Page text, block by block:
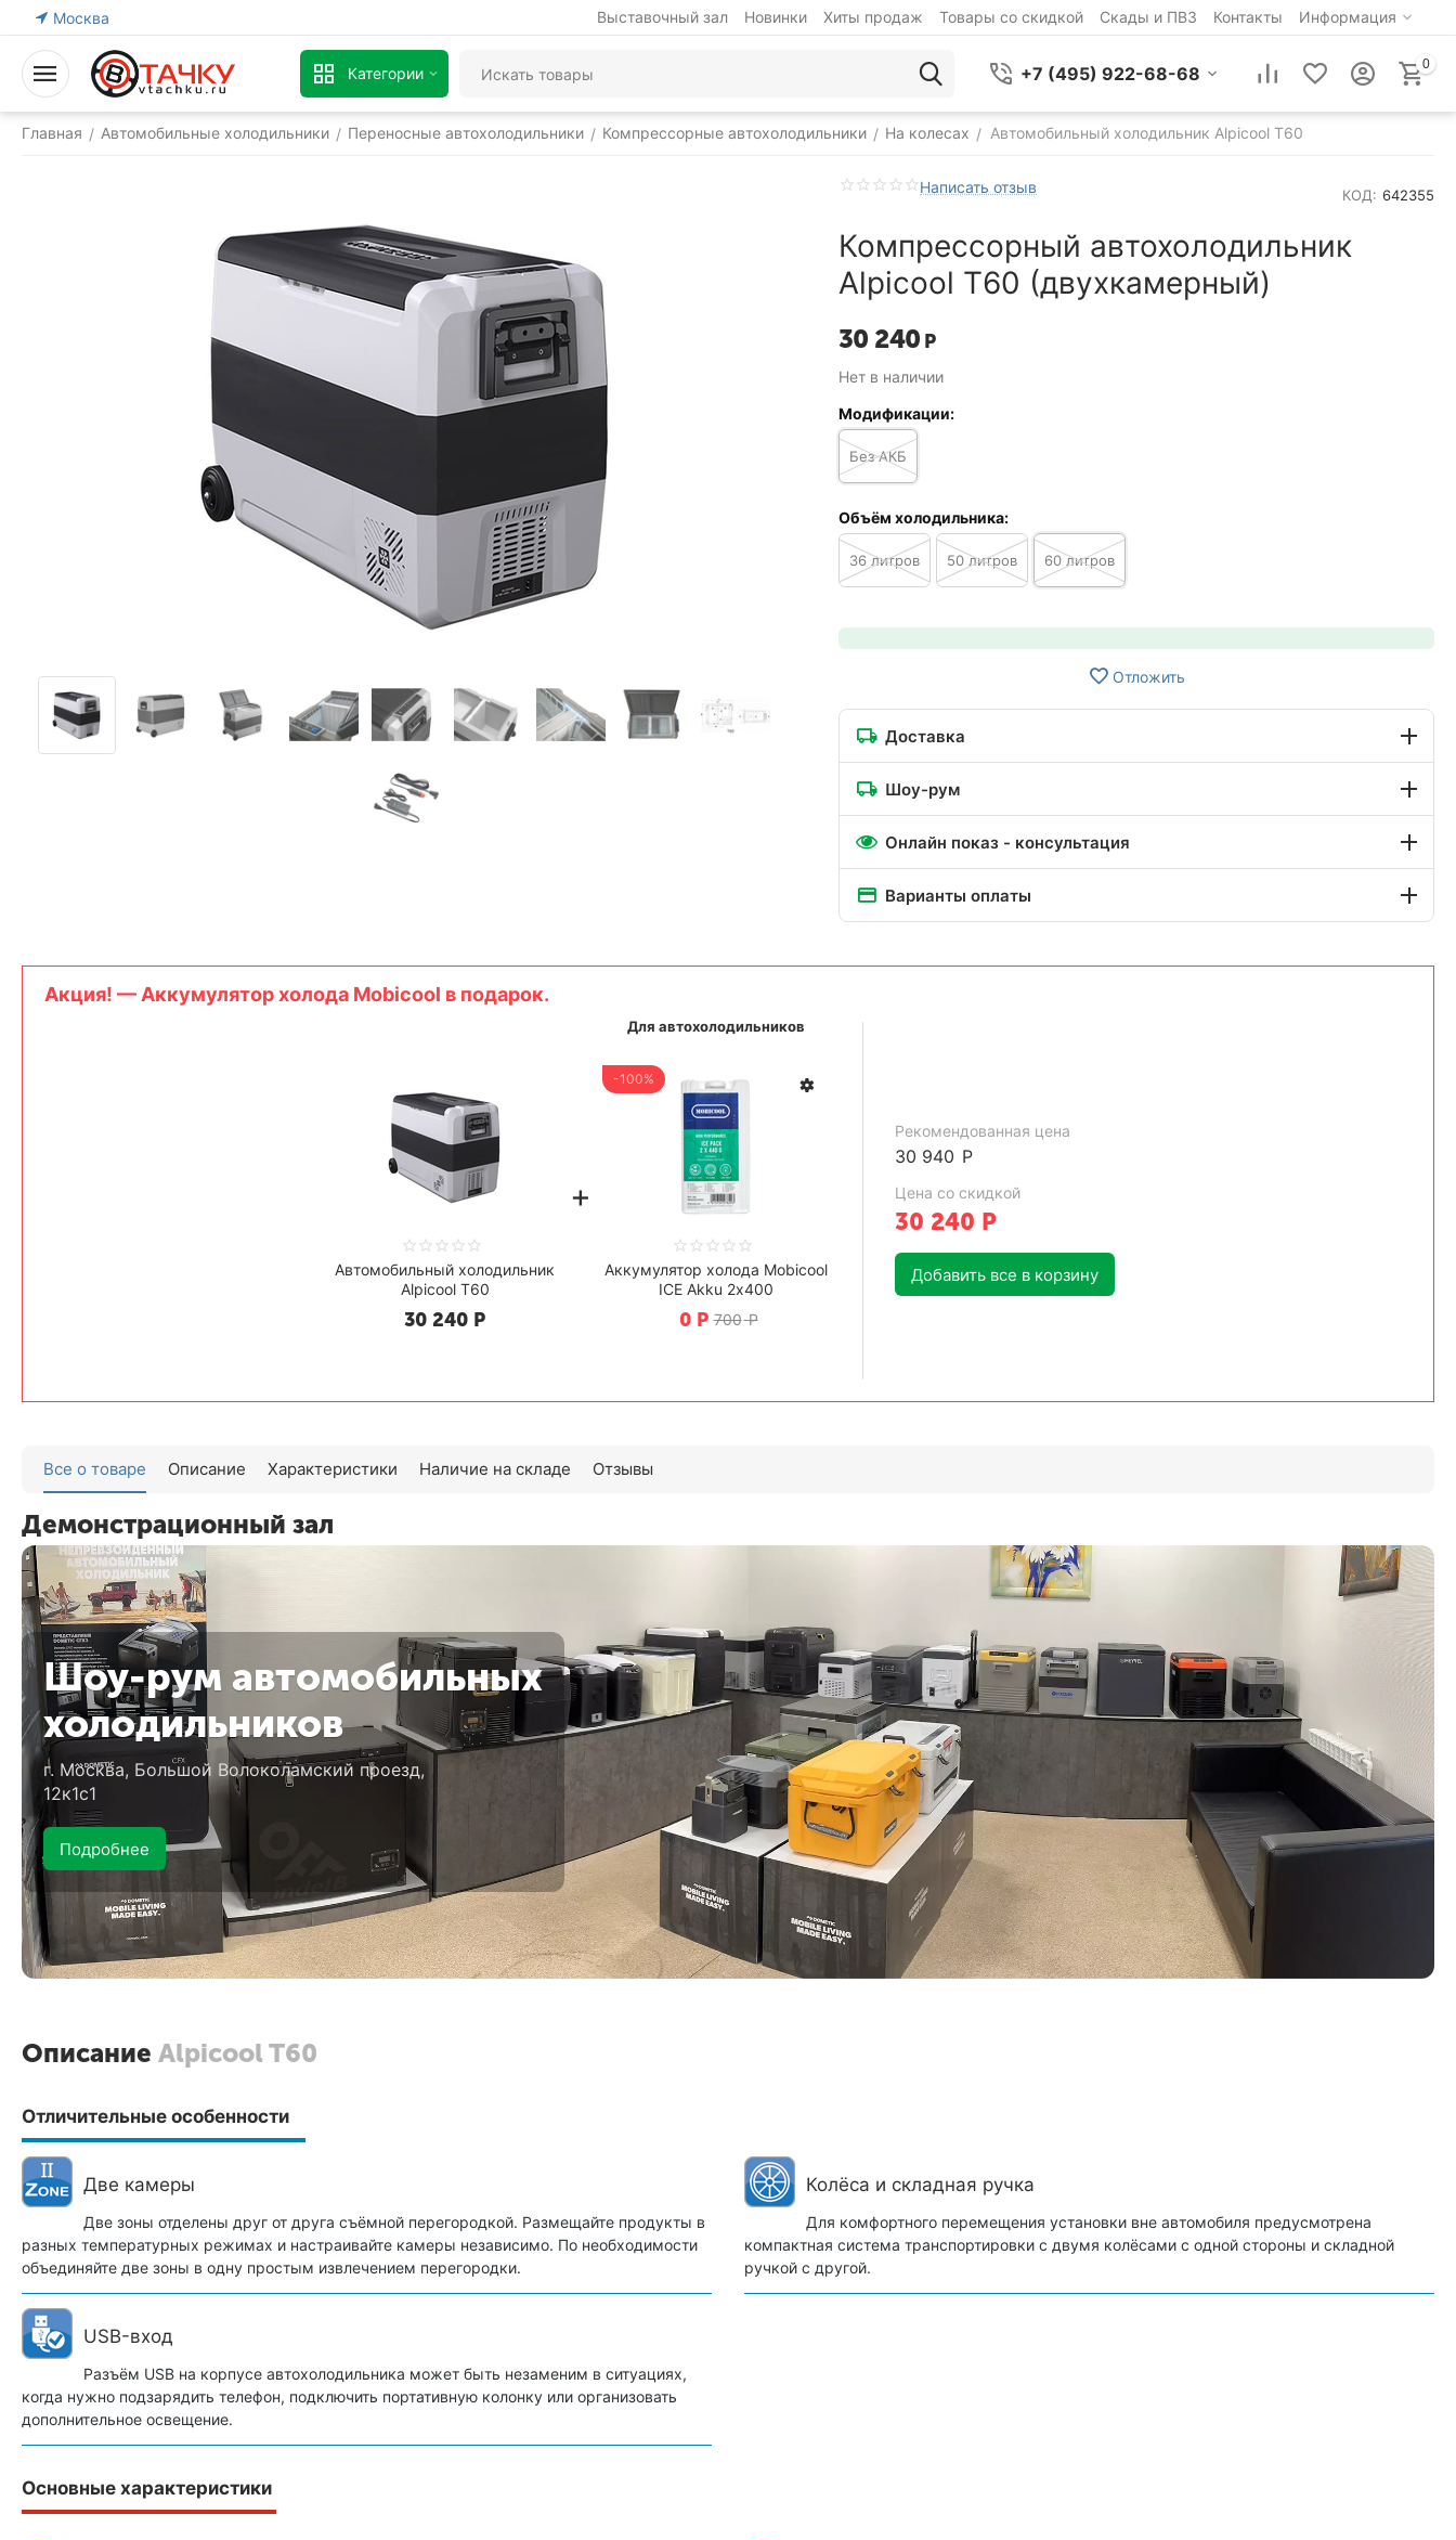
Москва Выставочный зал Новинки Хиты продаж Товары со скидкой Скады и ПВЗ Контакты Информация
Категории +7 (495) 922-68-68 0
Главная / Автомобильные холодильники / Переносные автохолодильники / Компрессорные автохолодильники / На колесах / Автомобильный холодильник Alpicool T60
Написать отзыв КОД: 642355
Компрессорный автохолодильник
Alpicool T60 (двухкамерный)
30 240 Р
Нет в наличии
Модификации:
Без АКБ
Объём холодильника:
36 литров 50 литров 60 литров
Отложить
Доставка
Шоу-рум
Онлайн показ - консультация
Варианты оплаты
Aкция! — Аккумулятор холода Mobicool в подарок.
Автомобильный холодильник
Alpicool T60
30 240 Р
+
Для автохолодильников
-100%
Аккумулятор холода Mobicool
ICE Akku 2х400
0 Р 700 Р
Рекомендованная цена
30 940 Р
Цена со скидкой
30 240 Р
Добавить все в корзину
Все о товаре Описание Характеристики Наличие на складе Отзывы
Демонстрационный зал
Шоу-рум автомобильных
холодильников
г. Москва, Большой Волоколамский проезд,
12к1с1
Подробнее
Описание Alpicool T60
Отличительные особенности
Две камеры
Две зоны отделены друг от друга съёмной перегородкой. Размещайте продукты в
разных температурных режимах и настраивайте камеры независимо. По необходимости
объединяйте две зоны в одну простым извлечением перегородки.
Колёса и складная ручка
Для комфортного перемещения установки вне автомобиля предусмотрена
компактная система транспортировки с двумя колёсами с одной стороны и складной
ручкой с другой.
USB-вход
Разъём USB на корпусе автохолодильника может быть незаменим в ситуациях,
когда нужно подзарядить телефон, подключить портативную колонку или организовать
дополнительное освещение.
Основные характеристики